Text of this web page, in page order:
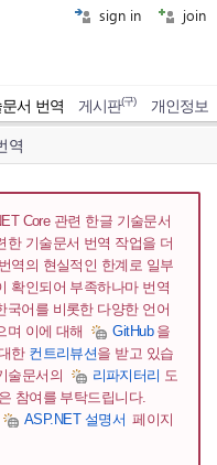
sign in join
서 번역 게시판(구) 개인정보
역
Core 관련 한글 기술문서
기술문서 번역 작업을 더
역의 현실적인 한계로 일부
확인되어 부족하나마 번역
국어를 비롯한 다양한 언어
며 이에 대해
GitHub 을
한 컨트리뷰션을 받고 있습
술문서의
리파지터리 도
참여를 부탁드립니다.
ASP.NET 설명서 페이지